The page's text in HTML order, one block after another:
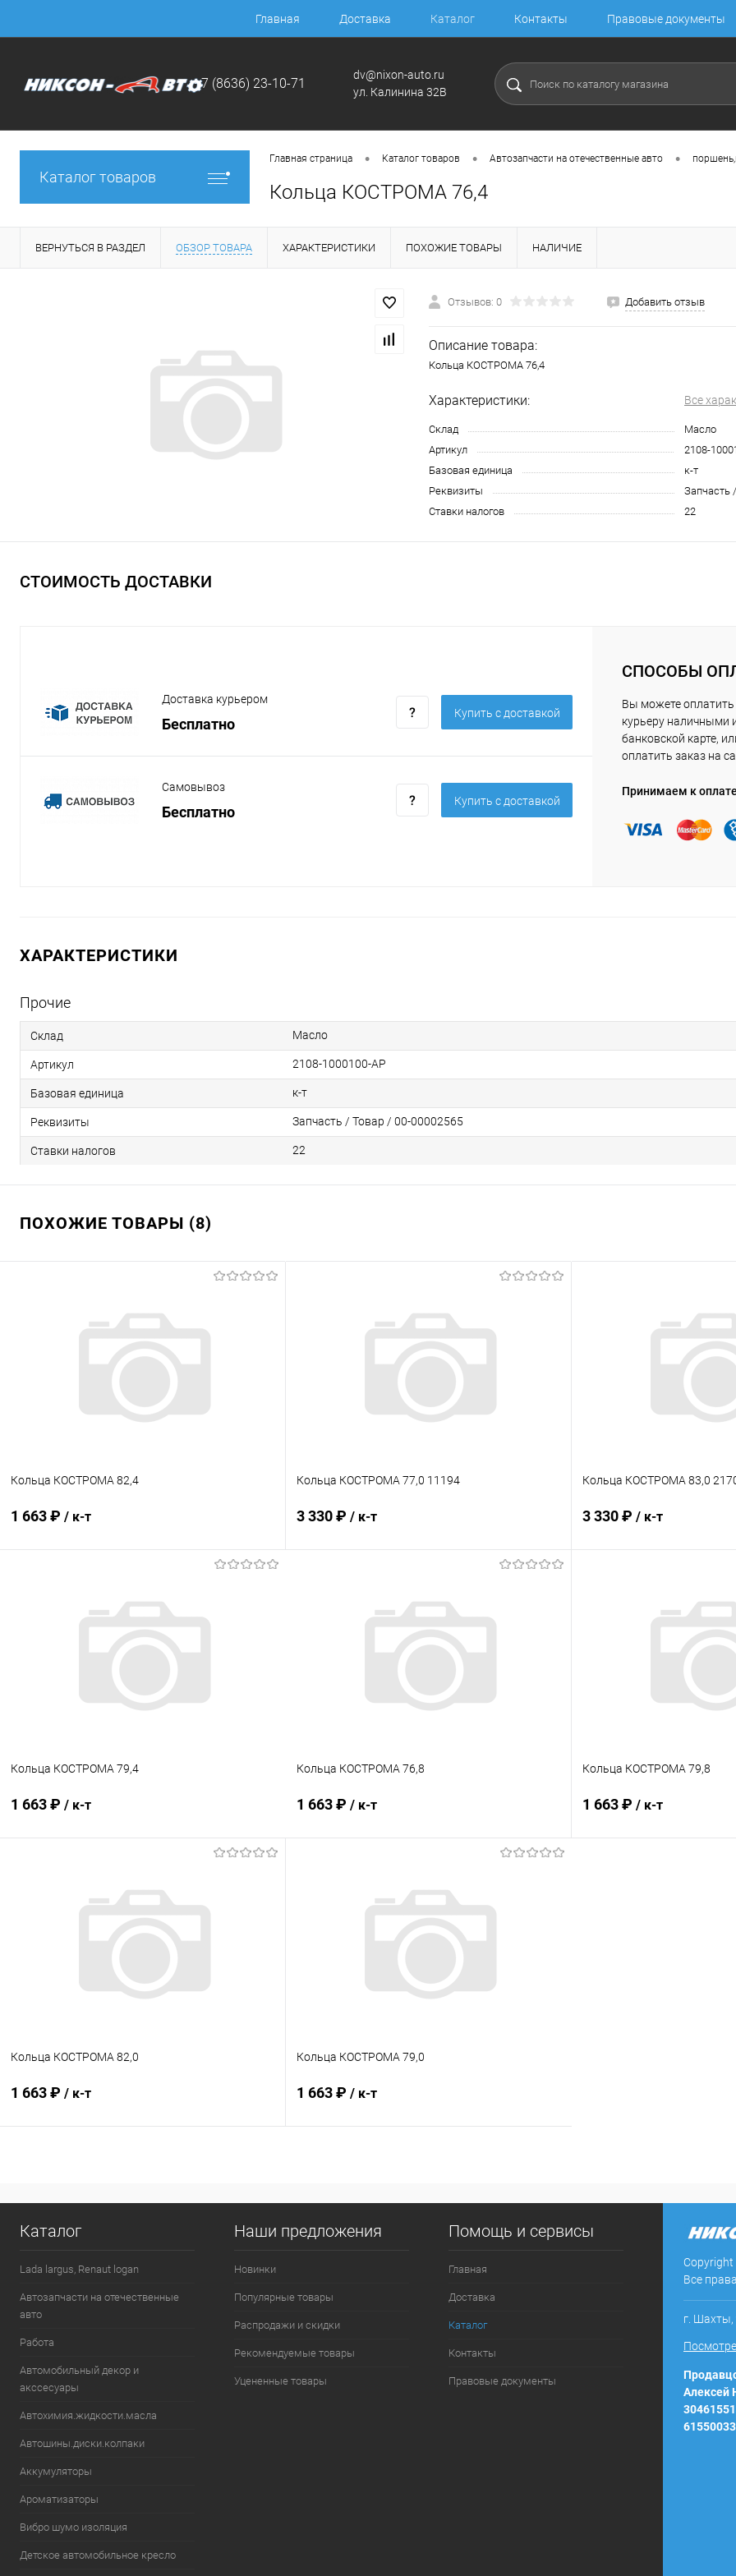
Главная Доставка Каталог Контакты Правовые документы
+7 (8636) 23-10-71
dv@nixon-auto.ru
ул. Калинина 32В
Каталог товаров
Главная страница • Каталог товаров • Автозапчасти на отечественные авто •
Кольца КОСТРОМА 76,4
ВЕРНУТЬСЯ В РАЗДЕЛ ОБЗОР ТОВАРА ХАРАКТЕРИСТИКИ ПОХОЖИЕ ТОВАРЫ НАЛИЧИЕ
Отзывов: 0 Добавить отзыв
Описание товара:
Кольца КОСТРОМА 76,4
Характеристики: Все
Склад
Масло
Артикул
2108-
Базовая единица
к-т
Реквизиты
Запчасть
Ставки налогов
22
СТОИМОСТЬ ДОСТАВКИ
Доставка курьером
Бесплатно
Купить c доставкой
Самовывоз
Бесплатно
Купить c доставкой
СПОСОБЫ
Вы можете оплатить
курьеру наличными
банковской карте,
оплатить заказ на
Принимаем к оплате
ХАРАКТЕРИСТИКИ
Прочие
Склад Масло
Артикул 2108-1000100-АР
Базовая единица к-т
Реквизиты Запчасть / Товар / 00-00002565
Ставки налогов 22
ПОХОЖИЕ ТОВАРЫ (8)
Кольца КОСТРОМА 82,4
1 663 ₽ / к-т
Купить в 1 клик Сравнение
В наличии
Кольца КОСТРОМА 77,0 11194
3 330 ₽ / к-т
Купить в 1 клик Сравнение
В наличии
Кольца КОСТРОМА 83,0
3 330 ₽ / к-т
Купить в 1 клик
Кольца КОСТРОМА 79,4
1 663 ₽ / к-т
Купить в 1 клик Сравнение
В наличии
Кольца КОСТРОМА 76,8
1 663 ₽ / к-т
Купить в 1 клик К сравнению
В наличии
Кольца КОСТРОМА 79,8
1 663 ₽ / к-т
Кольца КОСТРОМА 82,0
1 663 ₽ / к-т
Купить в 1 клик К сравнению
В избранное
Кольца КОСТРОМА 79,0
1 663 ₽ / к-т
Купить в 1 клик К сравнению
В избранное В наличии
Каталог
Lada largus, Renaut logan
Автозапчасти на отечественные
авто
Работа
Автомобильный декор и
акссесуары
Автохимия.жидкости.масла
Автошины.диски.колпаки
Аккумуляторы
Ароматизаторы
Вибро шумо изоляция
Детское автомобильное кресло
Наши предложения
Новинки
Популярные товары
Распродажи и скидки
Рекомендуемые товары
Уцененные товары
Помощь и сервисы
Главная
Доставка
Каталог
Контакты
Правовые документы
Все
г. Шахты,
Алексей